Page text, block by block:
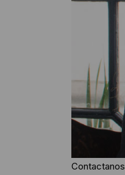
Contactanos